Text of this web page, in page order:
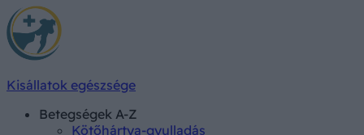
Kisállatok egészsége
Betegségek A-Z
Kötőhártya-gyulladás